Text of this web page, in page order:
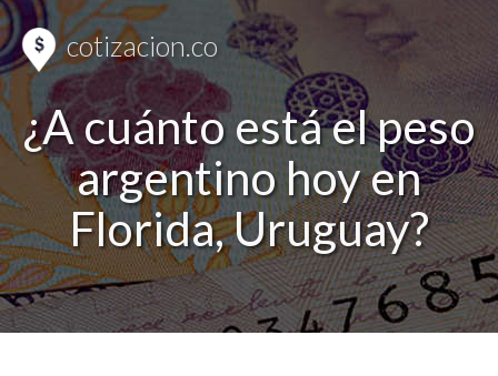
cotizacion.co
¿A cuánto está el peso
argentino hoy en
Florida, Uruguay?